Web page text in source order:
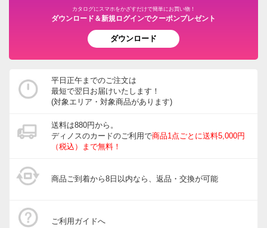
カタログにスマホをかざすだけで簡単にお買い物！
ダウンロード＆新規ログインでクーポンプレゼント
ダウンロード
平日正午までのご注文は
最短で翌日お届けいたします！
(対象エリア・対象商品があります)
送料は880円から。
ディノスのカードのご利用で商品1点ごとに送料5,000円
（税込）まで無料！
商品ご到着から8日以内なら、返品・交換が可能
ご利用ガイドへ